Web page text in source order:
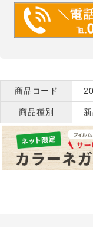
商品コード
商品種別